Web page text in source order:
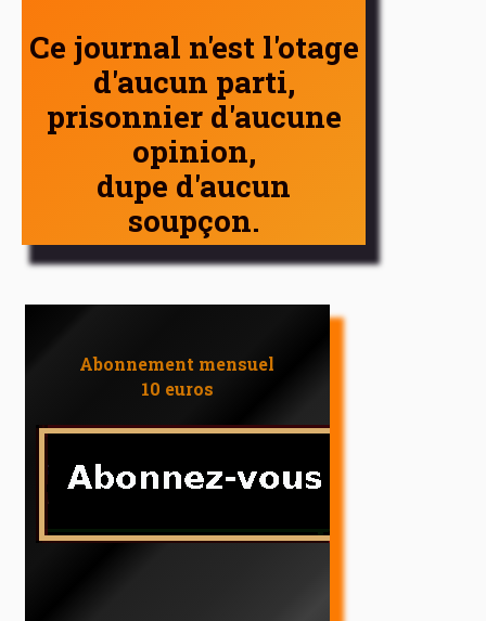
Ce journal n'est l'otage
d'aucun parti,
prisonnier d'aucune
opinion,
dupe d'aucun
soupçon.
Abonnement mensuel
10 euros